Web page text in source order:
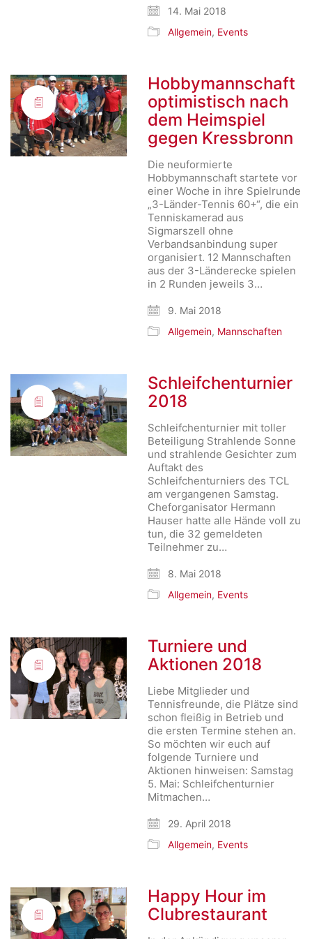
14. Mai 2018
Allgemein, Events
Hobbymannschaft
optimistisch nach
dem Heimspiel
gegen Kressbronn
Die neuformierte
Hobbymannschaft startete vor
einer Woche in ihre Spielrunde
„3-Länder-Tennis 60+“, die ein
Tenniskamerad aus
Sigmarszell ohne
Verbandsanbindung super
organisiert. 12 Mannschaften
aus der 3-Länderecke spielen
in 2 Runden jeweils 3…
9. Mai 2018
Allgemein, Mannschaften
Schleifchenturnier
2018
Schleifchenturnier mit toller
Beteiligung Strahlende Sonne
und strahlende Gesichter zum
Auftakt des
Schleifchenturniers des TCL
am vergangenen Samstag.
Cheforganisator Hermann
Hauser hatte alle Hände voll zu
tun, die 32 gemeldeten
Teilnehmer zu…
8. Mai 2018
Allgemein, Events
Turniere und
Aktionen 2018
Liebe Mitglieder und
Tennisfreunde, die Plätze sind
schon fleißig in Betrieb und
die ersten Termine stehen an.
So möchten wir euch auf
folgende Turniere und
Aktionen hinweisen: Samstag
5. Mai: Schleifchenturnier
Mitmachen…
29. April 2018
Allgemein, Events
Happy Hour im
Clubrestaurant